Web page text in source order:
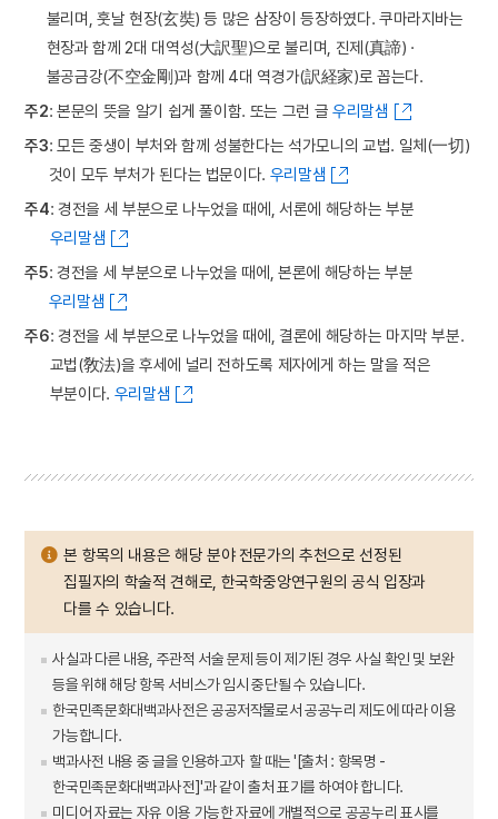
불리며, 훗날 현장(玄奘) 등 많은 삼장이 등장하였다. 쿠마라지바는
현장과 함께 2대 대역성(大訳聖)으로 불리며, 진제(真諦) ·
불공금강(不空金剛)과 함께 4대 역경가(訳経家)로 꼽는다.
주2: 본문의 뜻을 알기 쉽게 풀이함. 또는 그런 글 우리말샘
주3: 모든 중생이 부처와 함께 성불한다는 석가모니의 교법. 일체(一切)
것이 모두 부처가 된다는 법문이다. 우리말샘
주4: 경전을 세 부분으로 나누었을 때에, 서론에 해당하는 부분
우리말샘
주5: 경전을 세 부분으로 나누었을 때에, 본론에 해당하는 부분
우리말샘
주6: 경전을 세 부분으로 나누었을 때에, 결론에 해당하는 마지막 부분.
교법(敎法)을 후세에 널리 전하도록 제자에게 하는 말을 적은
부분이다. 우리말샘
본 항목의 내용은 해당 분야 전문가의 추천으로 선정된
집필자의 학술적 견해로, 한국학중앙연구원의 공식 입장과
다를 수 있습니다.
사실과 다른 내용, 주관적 서술 문제 등이 제기된 경우 사실 확인 및 보완
등을 위해 해당 항목 서비스가 임시 중단될 수 있습니다.
한국민족문화대백과사전은 공공저작물로서 공공누리 제도에 따라 이용
가능합니다.
백과사전 내용 중 글을 인용하고자 할 때는 '[출처 : 항목명 -
한국민족문화대백과사전]'과 같이 출처 표기를 하여야 합니다.
미디어 자료는 자유 이용 가능한 자료에 개별적으로 공공누리 표시를